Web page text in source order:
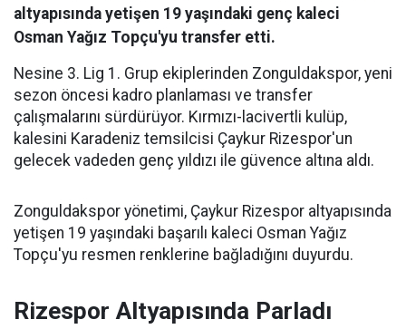
altyapısında yetişen 19 yaşındaki genç kaleci
Osman Yağız Topçu'yu transfer etti.
Nesine 3. Lig 1. Grup ekiplerinden Zonguldakspor, yeni
sezon öncesi kadro planlaması ve transfer
çalışmalarını sürdürüyor. Kırmızı-lacivertli kulüp,
kalesini Karadeniz temsilcisi Çaykur Rizespor'un
gelecek vadeden genç yıldızı ile güvence altına aldı.
Zonguldakspor yönetimi, Çaykur Rizespor altyapısında
yetişen 19 yaşındaki başarılı kaleci Osman Yağız
Topçu'yu resmen renklerine bağladığını duyurdu.
Rizespor Altyapısında Parladı